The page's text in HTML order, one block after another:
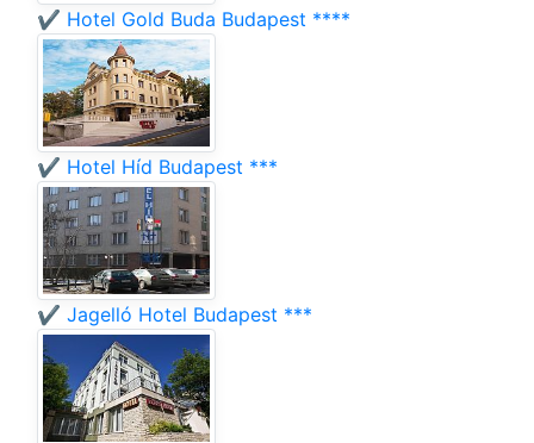
✔️ Hotel Gold Buda Budapest ****
✔️ Hotel Híd Budapest ***
✔️ Jagelló Hotel Budapest ***